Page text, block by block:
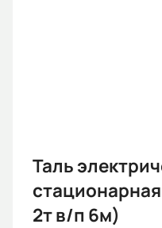
Таль
стационарная
2т в/п 6м)